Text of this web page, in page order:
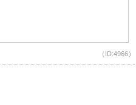
（ID:4966）